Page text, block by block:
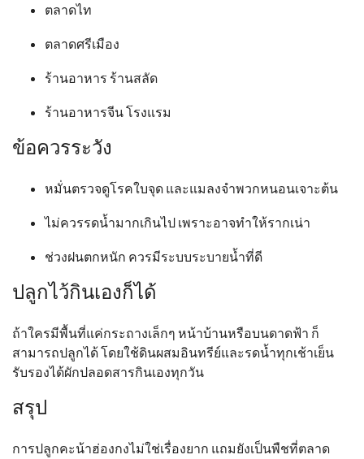
ตลาดไท
ตลาดศรีเมือง
ร้านอาหาร ร้านสลัด
ร้านอาหารจีน โรงแรม
ข้อควรระวัง
หมั่นตรวจดูโรคใบจุด และแมลงจำพวกหนอนเจาะต้น
ไม่ควรรดน้ำมากเกินไป เพราะอาจทำให้รากเน่า
ช่วงฝนตกหนัก ควรมีระบบระบายน้ำที่ดี
ปลูกไว้กินเองก็ได้
ถ้าใครมีพื้นที่แค่กระถางเล็กๆ หน้าบ้านหรือบนดาดฟ้า ก็
สามารถปลูกได้ โดยใช้ดินผสมอินทรีย์และรดน้ำทุกเช้าเย็น
รับรองได้ผักปลอดสารกินเองทุกวัน
สรุป
การปลูกคะน้าฮ่องกงไม่ใช่เรื่องยาก แถมยังเป็นพืชที่ตลาด